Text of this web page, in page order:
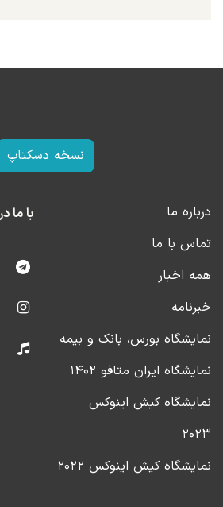
نسخه دسکتاپ
درباره ما
تماس با ما
همه اخبار
خبرنامه
نمایشگاه بورس، بانک و بیمه
نمایشگاه ایران متافو ۱۴۰۲
نمایشگاه کیش اینوکس
۲۰۲۳
نمایشگاه کیش اینوکس ۲۰۲۲
با ما